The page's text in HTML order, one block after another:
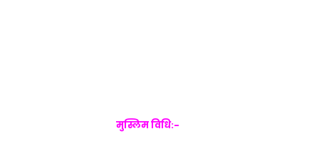
मुस्लिम विधि:-